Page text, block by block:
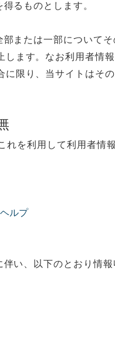
るものとします。
または一部について
ます。なお利用者情
限り、当サイトはそ
を利用して利用者情
ルプ
い、以下のとおり情